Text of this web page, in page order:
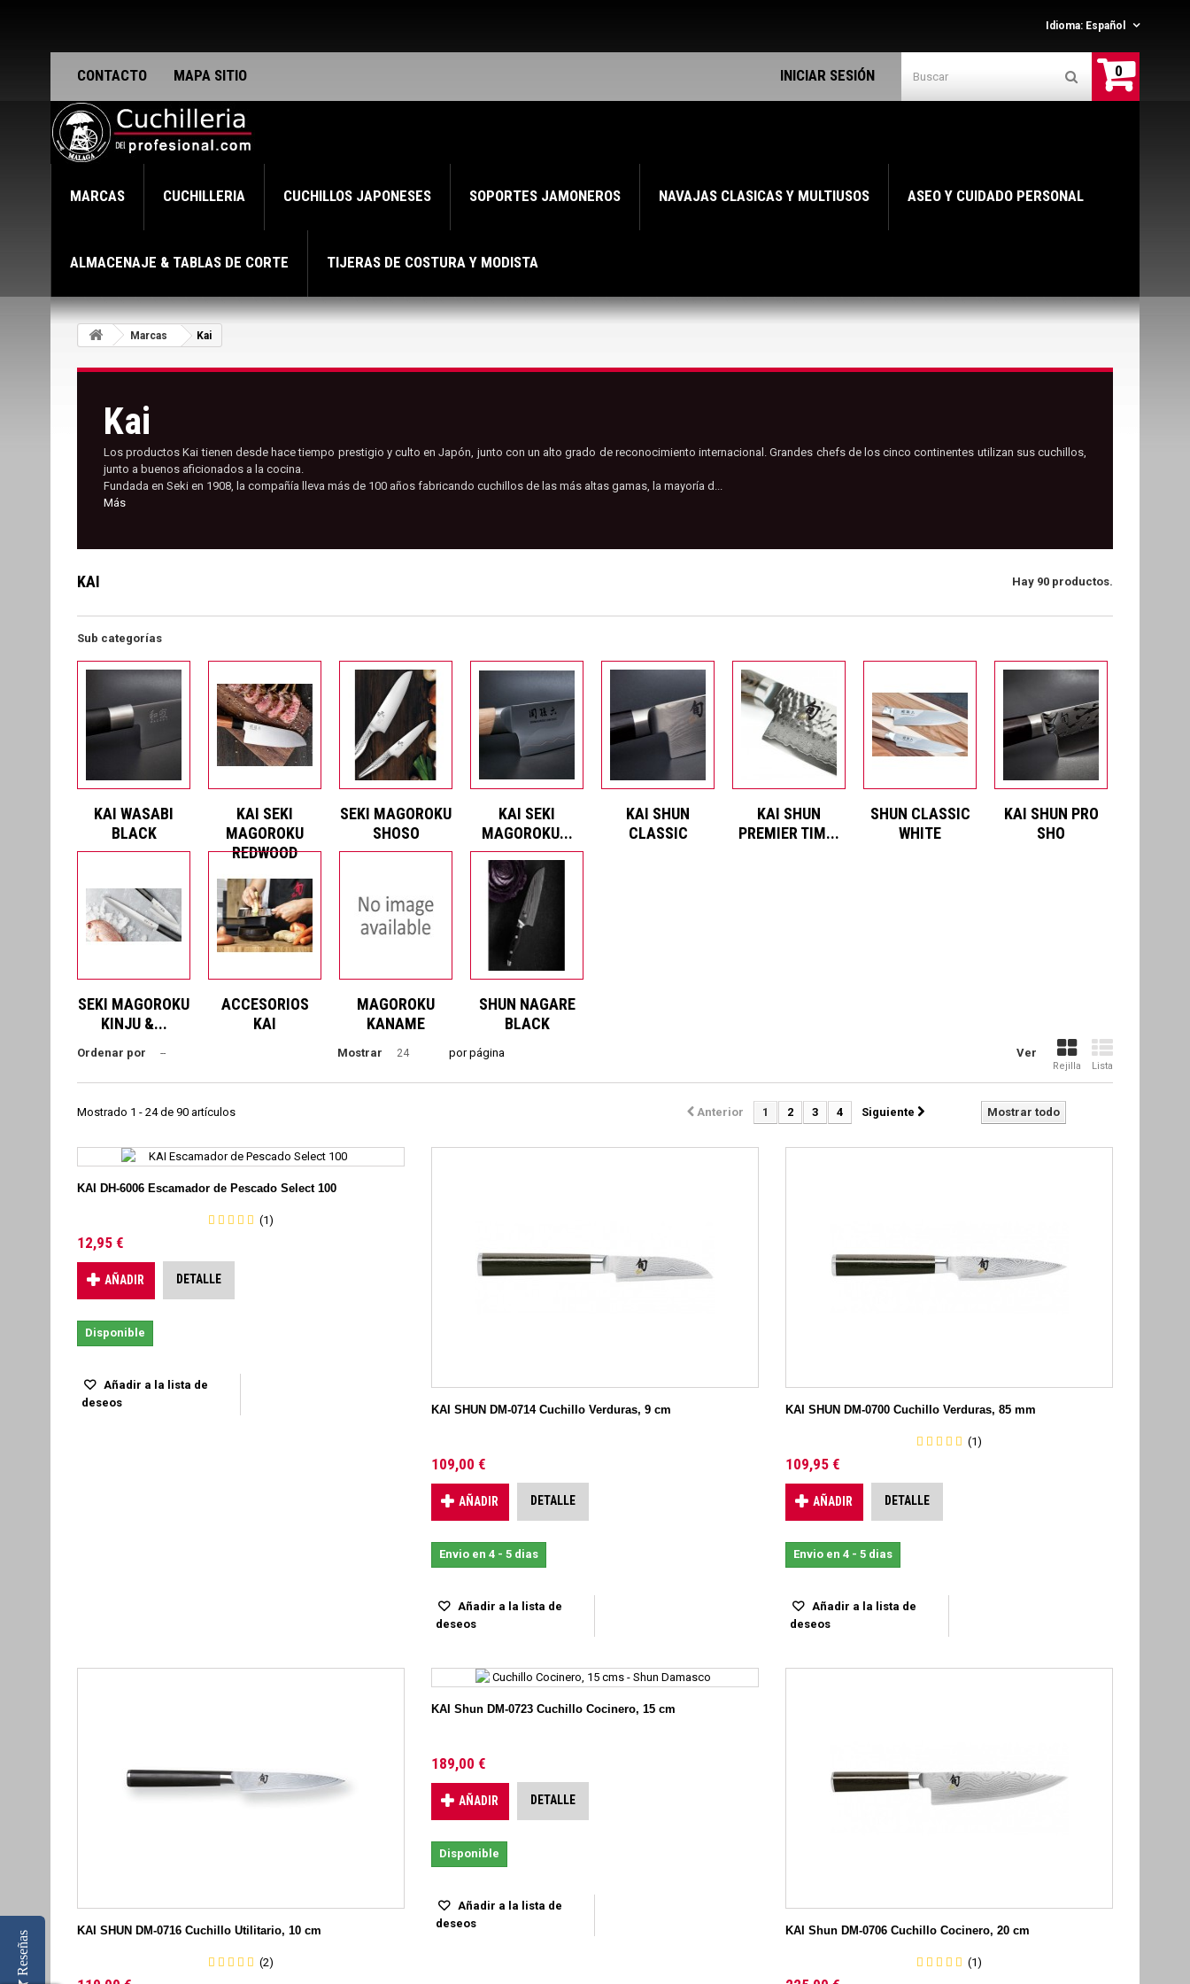
Idioma: Español
CONTACTO MAPA SITIO 0
INICIAR SESIÓN
MARCAS CUCHILLERIA CUCHILLOS JAPONESES SOPORTES JAMONEROS NAVAJAS CLASICAS Y MULTIUSOS ASEO Y CUIDADO PERSONAL
ALMACENAJE & TABLAS DE CORTE TIJERAS DE COSTURA Y MODISTA
Marcas Kai
Kai
Los productos Kai tienen desde hace tiempo prestigio y culto en Japón, junto con un alto grado de reconocimiento internacional. Grandes chefs de los cinco continentes utilizan sus cuchillos,
junto a buenos aficionados a la cocina.
Fundada en Seki en 1908, la compañía lleva más de 100 años fabricando cuchillos de las más altas gamas, la mayoría d...
Más
KAI Hay 90 productos.
Sub categorías
KAI WASABI
BLACK
KAI SEKI
MAGOROKU
REDWOOD
SEKI MAGOROKU
SHOSO
KAI SEKI
MAGOROKU...
KAI SHUN
CLASSIC
KAI SHUN
PREMIER TIM...
SHUN CLASSIC
WHITE
KAI SHUN PRO
SHO
SEKI MAGOROKU
KINJU &...
ACCESORIOS
KAI
MAGOROKU
KANAME
SHUN NAGARE
BLACK
Ver
Rejilla Lista
Ordenar por -- Mostrar 24 por página
Mostrar todo
Anterior 1 2 3 4 Siguiente
Mostrado 1 - 24 de 90 artículos
KAI DH-6006 Escamador de Pescado Select 100
(1)
12,95 €
AÑADIR DETALLE
Disponible
Añadir a la lista de
deseos
KAI SHUN DM-0714 Cuchillo Verduras, 9 cm
109,00 €
AÑADIR DETALLE
Envio en 4 - 5 dias
Añadir a la lista de
deseos
KAI SHUN DM-0700 Cuchillo Verduras, 85 mm
(1)
109,95 €
AÑADIR DETALLE
Envio en 4 - 5 dias
Añadir a la lista de
deseos
KAI SHUN DM-0716 Cuchillo Utilitario, 10 cm
(2)
KAI Shun DM-0723 Cuchillo Cocinero, 15 cm
189,00 €
AÑADIR DETALLE
Disponible
Añadir a la lista de
deseos
KAI Shun DM-0706 Cuchillo Cocinero, 20 cm
(1)
Reseñas